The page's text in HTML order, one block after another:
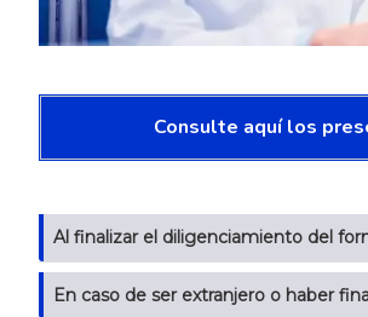
Consulte aquí los
Al finalizar el diligenciamiento del
En caso de ser extranjero o haber